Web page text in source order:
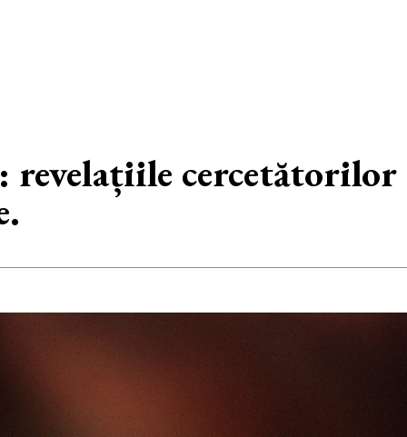
cercetătorilor